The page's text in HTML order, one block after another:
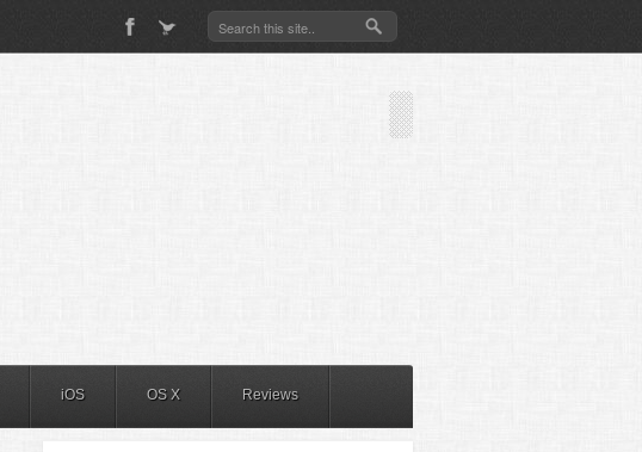
iOS OS X Reviews